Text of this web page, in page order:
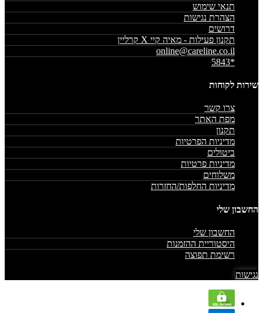
תנאי שימוש
הצהרת נגישות
דרושים
תקנון פעילות - מאיה קיי X קרליין
online@careline.co.il
*5843
שירות לקוחות
צרו קשר
מפת האתר
תקנון
מדיניות הפרטיות
ביטולים
מדיניות פרטיות
משלוחים
מדיניות החלפות/החזרות
החשבון שלי
החשבון שלי
היסטוריית ההזמנות
רשימת תפוצה
נגישות